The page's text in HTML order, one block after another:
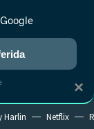
RANKINGS CINE
Harlin Netflix
×